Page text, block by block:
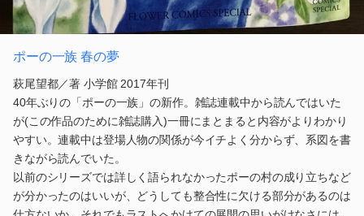
ポーの一族 春の夢
萩尾望都／著 小学館 2017年刊
40年ぶりの「ポーの一族」の新作。雑誌連載中から読んではいた
が(この作品のために雑誌購入)一冊にまとまると内容がよりわかり
やすい。連載中は登場人物の関係が今イチよく分からず、系図を書
きながら読んでいた。
以前のシリーズでは詳しく語られなかったポーの村の成り立ちなど
が分かったのはいいが、どうしても整合性に欠ける部分があるのは